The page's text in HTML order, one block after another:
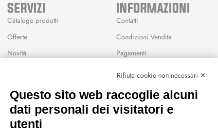
SERVIZI
Catalogo prodotti
Offerte
Novità
Wishlist
INFORMAZIONI
Contatti
Condizioni Vendita
Pagamenti
CEP GREEN
Rifiuta cookie non necessari ✕
Questo sito web raccoglie alcuni
dati personali dei visitatori e
utenti